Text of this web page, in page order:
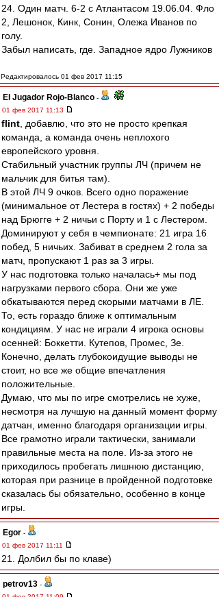
24. Один матч. 6-2 с Атлантасом 19.06.04. Фло
2, Лешонок, Кинк, Сонин, Олежа Иванов по
голу.
Забыл написать, где. Западное ядро Лужников
Редактировалось 01 фев 2017 11:15
El Jugador Rojo-Blanco -
01 фев 2017 11:13
flint , добавлю, что это не просто крепкая
команда, а команда очень неплохого
европейского уровня.
Стабильный участник группы ЛЧ (причем не
мальчик для битья там).
В этой ЛЧ 9 очков. Всего одно поражение
(минимальное от Лестера в гостях) + 2 победы
над Брюгге + 2 ничьи с Порту и 1 с Лестером.
Доминируют у себя в чемпионате: 21 игра 16
побед, 5 ничьих. Забиват в среднем 2 гола за
матч, пропускают 1 раз за 3 игры.
У нас подготовка только началась+ мы под
нагрузками первого сбора. Они же уже
обкатываются перед скорыми матчами в ЛЕ.
То, есть гораздо ближе к оптимальным
кондициям. У нас не играли 4 игрока основы
осенней: Боккетти. Кутепов, Промес, Зе.
Конечно, делать глубокоидущие выводы не
стоит, но все же общие впечатления
положительные.
Думаю, что мы по игре смотрелись не хуже,
несмотря на лучшую на данный момент форму
датчан, именно благодаря организации игры.
Все грамотно играли тактически, занимали
правильные места на поле. Из-за этого не
приходилось пробегать лишнюю дистанцию,
которая при разнице в пройденной подготовке
сказалась бы обязательно, особенно в конце
игры.
Egor -
01 фев 2017 11:11
21. Долбил бы по клаве)
petrov13 -